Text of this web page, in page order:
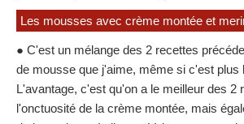
Les mousses avec crème montée et
● C'est un mélange des 2 recettes
de mousse que j'aime, même si c'est plus
L'avantage, c'est qu'on a le meilleur des 2
l'onctuosité de la crème montée, mais